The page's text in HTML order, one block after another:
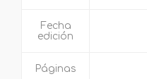
Fecha
edición
Páginas